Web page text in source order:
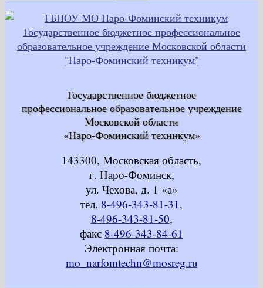
Государственное бюджетное
профессиональное образовательное учреждение
Московской области
«Наро-Фоминский техникум»
143300, Московская область,
г. Наро-Фоминск,
ул. Чехова, д. 1 «а»
тел. 8-496-343-81-31,
8-496-343-81-50,
факс 8-496-343-84-61
Электронная почта:
mo_narfomtechn@mosreg.ru